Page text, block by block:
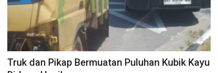
Truk dan Pikap Bermuatan Puluhan Kubik Kayu